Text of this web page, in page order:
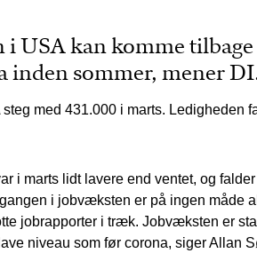
USA kan komme
inden sommer, mener
med 431.000 i marts. Ledigheden
i marts lidt lavere end ventet, og
i jobvæksten er på ingen måde
jobrapporter i træk. Jobvæksten er
niveau som før corona, siger Allan